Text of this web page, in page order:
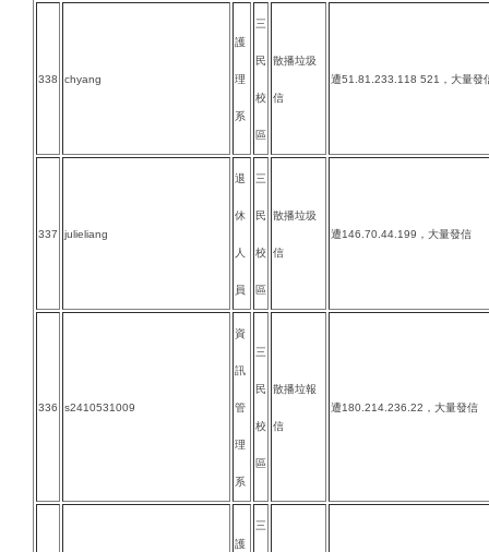
338 chyang
護
理
系
三
民
校
區
散播垃圾
信
遭51.81.233.118 521，大量發
337 julieliang
退
休
人
員
三
民
校
區
散播垃圾
信
遭146.70.44.199，大量發信
336 s2410531009
資
訊
管
理
系
三
民
校
區
散播垃報
信
遭180.214.236.22，大量發信
護
三